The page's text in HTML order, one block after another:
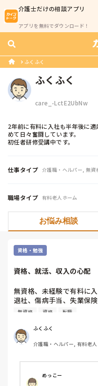
介護士だけの相談アプリ
アプリを無料でダウンロード！
ふくふく
ふくふく
care_-LctE2UbNw
2年前に有料に入社も半年後に
めて日々奮闘しています。
初任者研修受講中です。
仕事タイプ 介護職・ヘルパー, 無資
職場タイプ 有料老人ホーム
お悩み相談
資格・勉強
資格、就活、収入の心配
無資格、未経験で有料に
退社、傷病手当、失業保
無資格だと仕事もなかな
ただし金銭面ではそれほ
ここで質問です☺️
2.お金の許す限り資格取
3.他業種で短期的に仕事
無資格 資格 転職
ふくふく
介護職・ヘルパー, 有料老
めっこー